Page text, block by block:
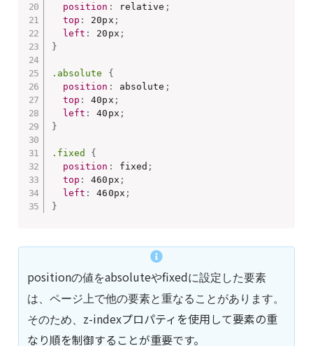
position : relative ;
top : 20px ;
left : 20px ;
}
.absolute
{
position : absolute ;
top : 40px ;
left : 40px ;
}
.fixed
{
position : fixed ;
top : 460px ;
left : 460px ;
}
positionの値をabsoluteやfixedに設定した要素
は、ページ上で他の要素と重なることがあります。
そのため、 z-indexプロパティを使用して要素の重
なり順を制御することが重要です。